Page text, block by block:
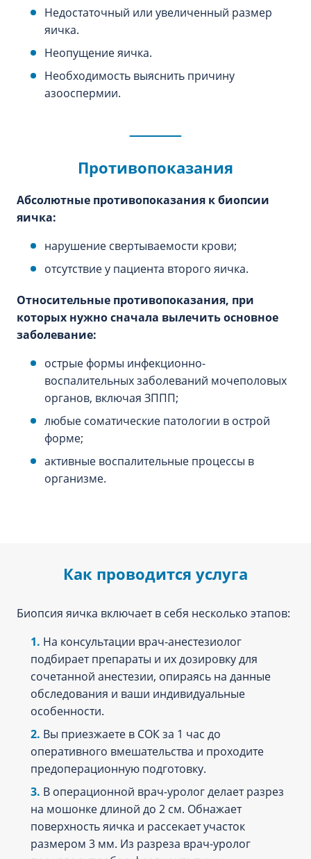
Недостаточный или увеличенный размер
яичка.
Неопущение яичка.
Необходимость выяснить причину
азооспермии.
Противопоказания
Абсолютные противопоказания к биопсии
яичка:
нарушение свертываемости крови;
отсутствие у пациента второго яичка.
Относительные противопоказания, при
которых нужно сначала вылечить основное
заболевание:
острые формы инфекционно-
воспалительных заболеваний мочеполовых
органов, включая ЗППП;
любые соматические патологии в острой
форме;
активные воспалительные процессы в
организме.
Как проводится услуга
Биопсия яичка включает в себя несколько этапов:
На консультации врач-анестезиолог
подбирает препараты и их дозировку для
сочетанной анестезии, опираясь на данные
обследования и ваши индивидуальные
особенности.
Вы приезжаете в СОК за 1 час до
оперативного вмешательства и проходите
предоперационную подготовку.
В операционной врач-уролог делает разрез
на мошонке длиной до 2 см. Обнажает
поверхность яичка и рассекает участок
размером 3 мм. Из разреза врач-уролог